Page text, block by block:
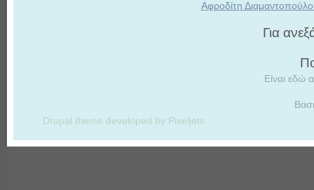
Αφροδίτη
Για
Είναι εδώ
Drupal theme developed by Pixeljets